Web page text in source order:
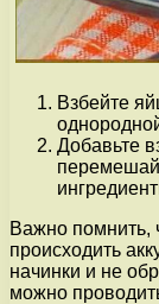
Взбейте
Добавьте
Важно помнить,
происходить
начинки и не
можно